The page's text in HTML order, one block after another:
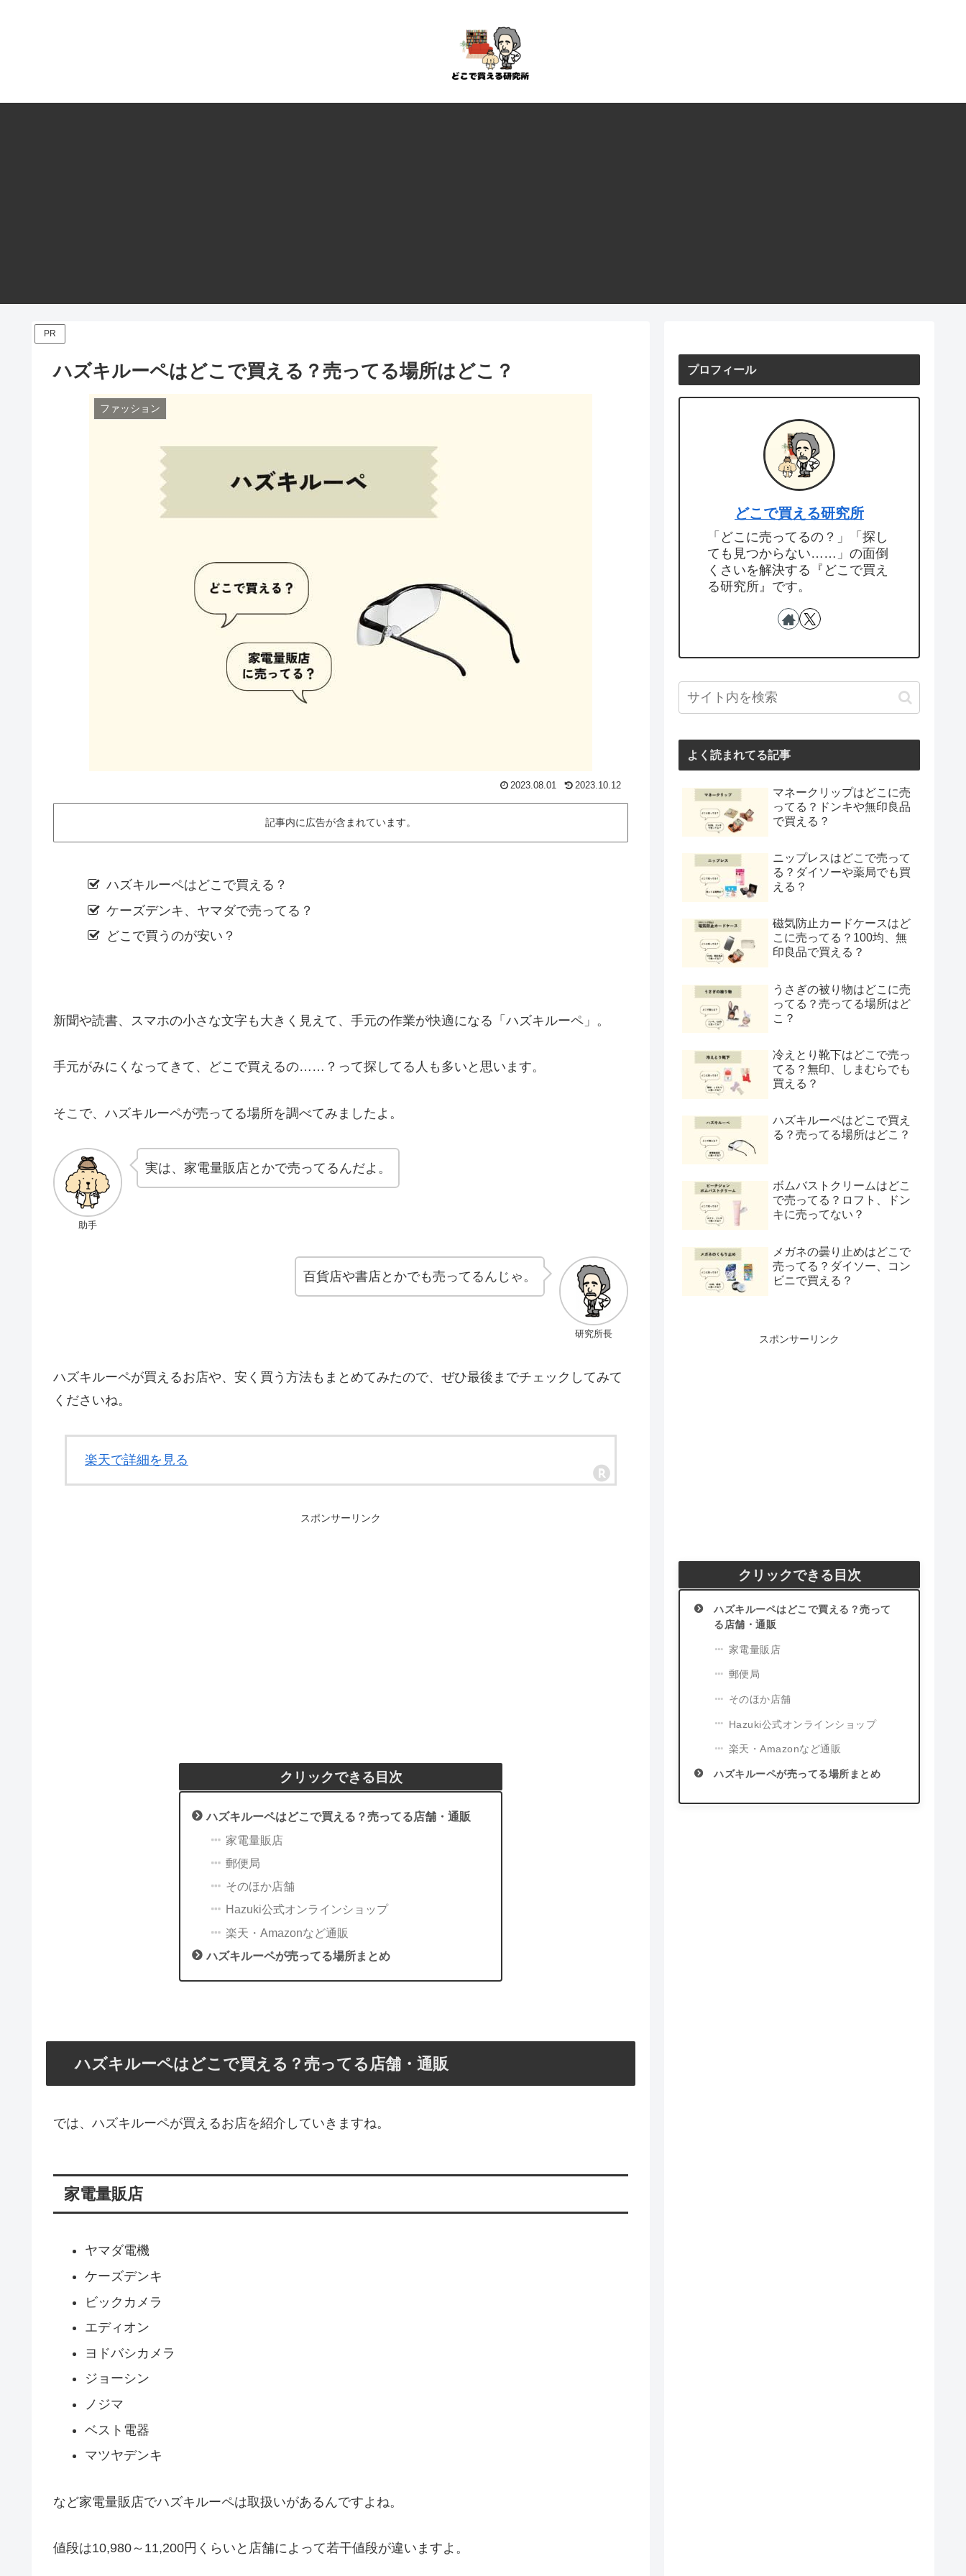
PR
ハズキルーペはどこで買える？売ってる場所はどこ？
ファッション
2023.08.01 2023.10.12
記事内に広告が含まれています。
ハズキルーペはどこで買える？
ケーズデンキ、ヤマダで売ってる？
どこで買うのが安い？
新聞や読書、スマホの小さな文字も大きく見えて、手元の作業が快適になる「ハズキルーペ」。
手元がみにくなってきて、どこで買えるの……？って探してる人も多いと思います。
そこで、ハズキルーペが売ってる場所を調べてみましたよ。
助手
実は、家電量販店とかで売ってるんだよ。
研究所長
百貨店や書店とかでも売ってるんじゃ。
ハズキルーペが買えるお店や、安く買う方法もまとめてみたので、ぜひ最後までチェックしてみて
くださいね。
楽天で詳細を見る
スポンサーリンク
クリックできる目次
ハズキルーペはどこで買える？売ってる店舗・通販
家電量販店
郵便局
そのほか店舗
Hazuki公式オンラインショップ
楽天・Amazonなど通販
ハズキルーペが売ってる場所まとめ
ハズキルーペはどこで買える？売ってる店舗・通販
では、ハズキルーペが買えるお店を紹介していきますね。
家電量販店
ヤマダ電機
ケーズデンキ
ビックカメラ
エディオン
ヨドバシカメラ
ジョーシン
ノジマ
ベスト電器
マツヤデンキ
など家電量販店でハズキルーペは取扱いがあるんですよね。
値段は10,980～11,200円くらいと店舗によって若干値段が違いますよ。
プロフィール
どこで買える研究所
「どこに売ってるの？」「探し
ても見つからない……」の面倒
くさいを解決する『どこで買え
る研究所』です。
よく読まれてる記事
マネークリップはどこに売
ってる？ドンキや無印良品
で買える？
ニップレスはどこで売って
る？ダイソーや薬局でも買
える？
磁気防止カードケースはど
こに売ってる？100均、無
印良品で買える？
うさぎの被り物はどこに売
ってる？売ってる場所はど
こ？
冷えとり靴下はどこで売っ
てる？無印、しまむらでも
買える？
ハズキルーペはどこで買え
る？売ってる場所はどこ？
ボムバストクリームはどこ
で売ってる？ロフト、ドン
キに売ってない？
メガネの曇り止めはどこで
売ってる？ダイソー、コン
ビニで買える？
スポンサーリンク
クリックできる目次
ハズキルーペはどこで買える？売って
る店舗・通販
家電量販店
郵便局
そのほか店舗
Hazuki公式オンラインショップ
楽天・Amazonなど通販
ハズキルーペが売ってる場所まとめ